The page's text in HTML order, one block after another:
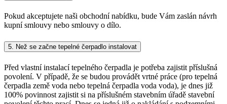
Pokud akceptujete naši obchodní nabídku, bude Vám zaslán návrh
kupní smlouvy nebo smlouvy o dílo.
5. Než se začne tepelné čerpadlo instalovat
Před vlastní instalací tepelného čerpadla je potřeba zajistit příslušná
povolení. V případě, že se budou provádět vrtné práce (pro tepelná
čerpadla země voda nebo tepelná čerpadla voda voda), je dnes již
100% povinnost zajistit si na příslušném stavebním úřadě stavební